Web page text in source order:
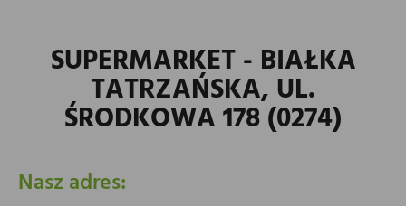
SUPERMARKET - BIAŁKA
TATRZAŃSKA, UL.
ŚRODKOWA 178 (0274)
Nasz adres: